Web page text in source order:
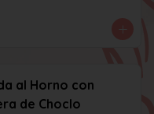
al Horno con
de Choclo